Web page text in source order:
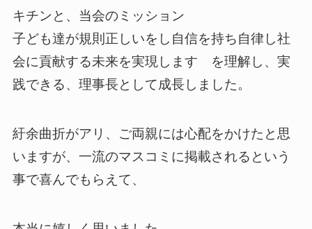
キチンと、当会のミッション
子ども達が規則正しいをし自信を持ち自律し社
会に貢献する未来を実現します を理解し、実
践できる、理事長として成長しました。
紆余曲折がアリ、ご両親には心配をかけたと思
いますが、一流のマスコミに掲載されるという
事で喜んでもらえて、